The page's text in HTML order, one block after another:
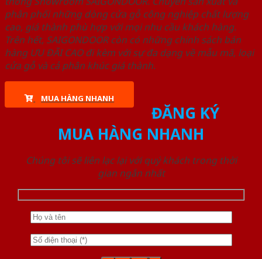
phân phối những dòng cửa gỗ công nghiệp chất lượng
cao, giá thành phù hợp với mọi nhu cầu khách hàng.
Trên hết, SAIGONDOOR còn có những chính sách bán
hàng ƯU ĐÃI CAO đi kèm với sự đa dạng về mẫu mã, loại
cửa gỗ và cả phân khúc giá thành.
MUA HÀNG NHANH
ĐĂNG KÝ
MUA HÀNG NHANH
Chúng tôi sẽ liên lạc lại với quý khách trong thời
gian ngắn nhất